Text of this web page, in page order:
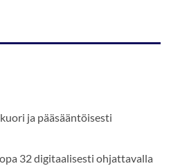
ja pääsääntöisesti
32 digitaalisesti ohjattavalla